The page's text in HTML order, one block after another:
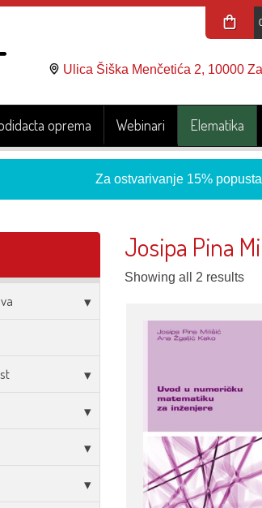
Ulica Šiška Menčetića 2, 10000
oprema Webinari Elematika
Za ostvarivanje 15%
Josipa Pina
Showing all 2 results